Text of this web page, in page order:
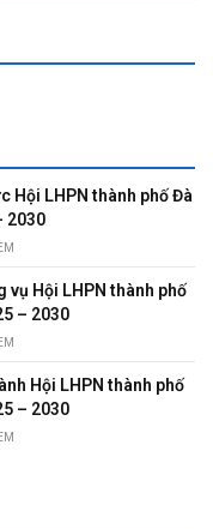
Hội LHPN thành phố Đà
2030
vụ Hội LHPN thành phố
– 2030
Hội LHPN thành phố
– 2030